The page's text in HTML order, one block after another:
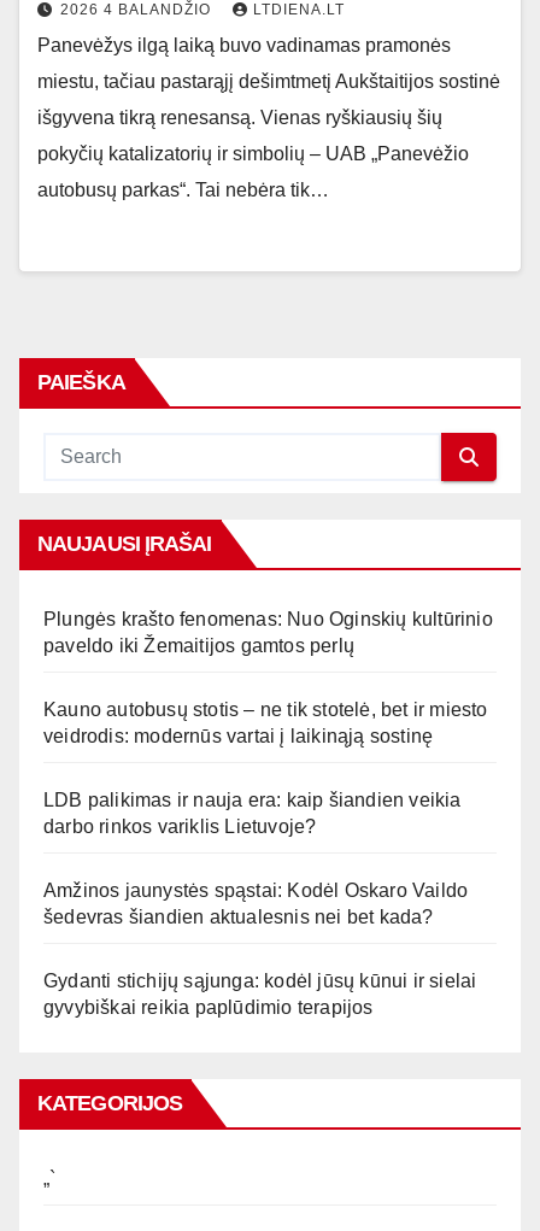
2026 4 BALANDŽIO LTDIENA.LT
Panevėžys ilgą laiką buvo vadinamas pramonės
miestu, tačiau pastarąjį dešimtmetį Aukštaitijos sostinė
išgyvena tikrą renesansą. Vienas ryškiausių šių
pokyčių katalizatorių ir simbolių – UAB „Panevėžio
autobusų parkas“. Tai nebėra tik…
PAIEŠKA
NAUJAUSI ĮRAŠAI
Plungės krašto fenomenas: Nuo Oginskių kultūrinio
paveldo iki Žemaitijos gamtos perlų
Kauno autobusų stotis – ne tik stotelė, bet ir miesto
veidrodis: modernūs vartai į laikinąją sostinę
LDB palikimas ir nauja era: kaip šiandien veikia
darbo rinkos variklis Lietuvoje?
Amžinos jaunystės spąstai: Kodėl Oskaro Vaildo
šedevras šiandien aktualesnis nei bet kada?
Gydanti stichijų sąjunga: kodėl jūsų kūnui ir sielai
gyvybiškai reikia paplūdimio terapijos
KATEGORIJOS
„`